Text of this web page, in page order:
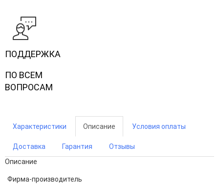
ПОДДЕРЖКА
ПО ВСЕМ
ВОПРОСАМ
Характеристики Описание Условия оплаты
Доставка Гарантия
Отзывы
Описание
Фирма-производитель